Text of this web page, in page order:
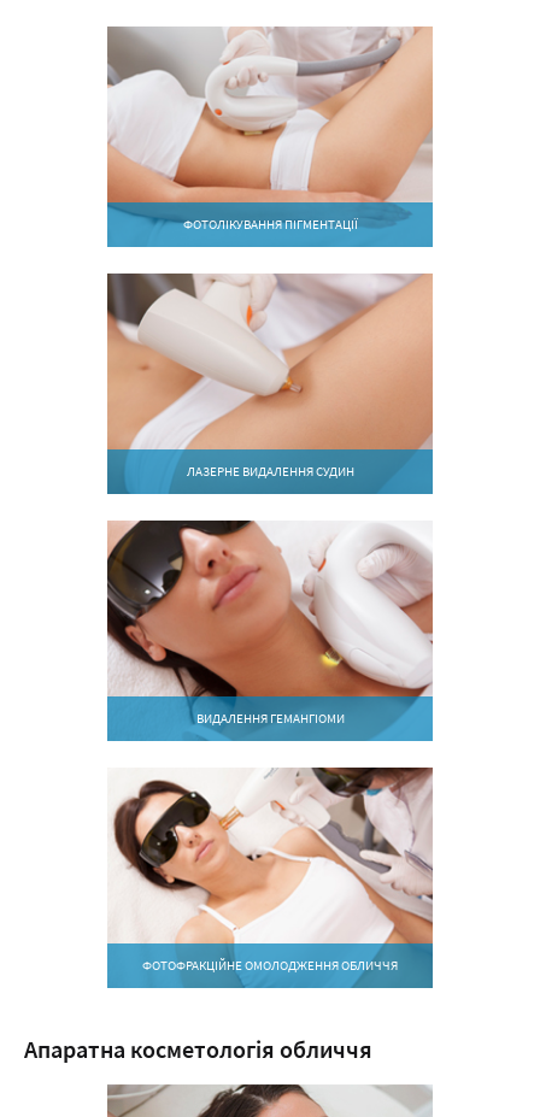
ФОТОЛІКУВАННЯ ПІГМЕНТАЦІЇ
ЛАЗЕРНЕ ВИДАЛЕННЯ СУДИН
ВИДАЛЕННЯ ГЕМАНГІОМИ
ФОТОФРАКЦІЙНЕ ОМОЛОДЖЕННЯ ОБЛИЧЧЯ
Апаратна косметологія обличчя